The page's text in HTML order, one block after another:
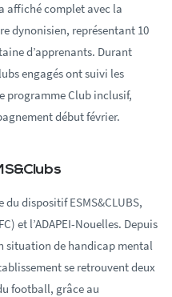
affiché complet avec la
dynonisien, représentant 10
d’apprenants. Durant
engagés ont suivi les
programme Club inclusif,
début février.
du dispositif ESMS&CLUBS,
et l’ADAPEI-Nouelles. Depuis
situation de handicap mental
se retrouvent deux
football, grâce au